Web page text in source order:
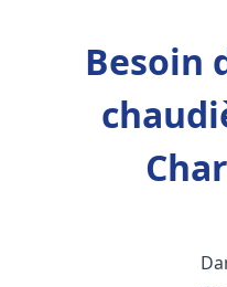
Besoin